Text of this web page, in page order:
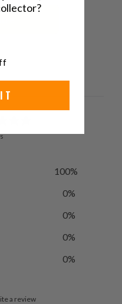
100%
0%
0%
0%
0%
a review